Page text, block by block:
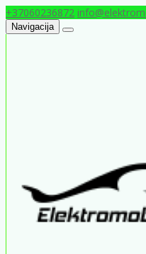
+37060236872
Navigacija